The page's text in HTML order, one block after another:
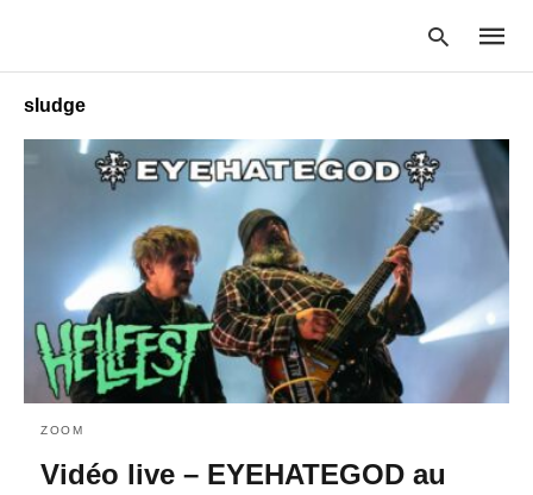
Type
your
search
query
and
enter:
sludge
ZOOM
Vidéo live – EYEHATEGOD au